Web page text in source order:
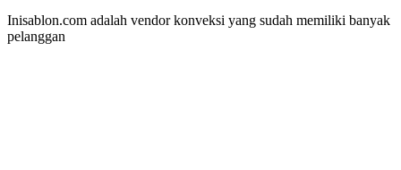
Inisablon.com adalah vendor konveksi yang sudah memiliki banyak
pelanggan